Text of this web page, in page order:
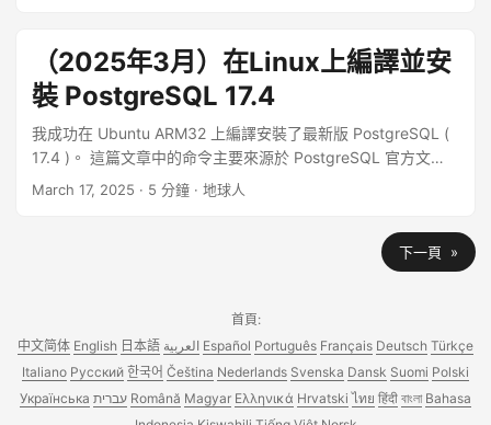
（2025年3月）在Linux上編譯並安
裝 PostgreSQL 17.4
我成功在 Ubuntu ARM32 上編譯安裝了最新版 PostgreSQL (
17.4 )。 這篇文章中的命令主要來源於 PostgreSQL 官方文
檔。我已經實際測試過這篇文章中的每個命令。 可以在這裡看
March 17, 2025 · 5 分鐘 · 地球人
下一頁 »
首頁:
中文简体 English 日本語 العربية Español Português Français Deutsch Türkçe
Italiano Русский 한국어 Čeština Nederlands Svenska Dansk Suomi Polski
Українська עברית Română Magyar Ελληνικά Hrvatski ไทย हिंदी বাংলা Bahasa